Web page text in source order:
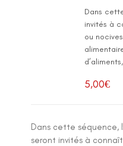
Dans
invités à
ou
5,00€
Dans cette séquence,
seront invités à